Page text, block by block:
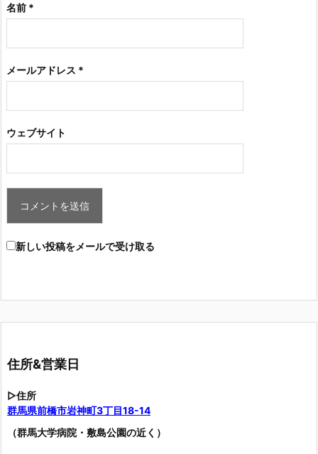
名前 *
メールアドレス *
ウェブサイト
新しい投稿をメールで受け取る
住所&営業日
▷住所
群馬県前橋市岩神町3丁目18-14
（群馬大学病院・敷島公園の近く）